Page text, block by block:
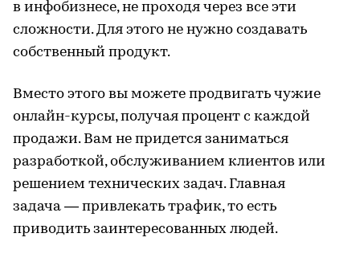
в инфобизнесе, не проходя через все эти
сложности. Для этого не нужно создавать
собственный продукт.
Вместо этого вы можете продвигать чужие
онлайн-курсы, получая процент с каждой
продажи. Вам не придется заниматься
разработкой, обслуживанием клиентов или
решением технических задач. Главная
задача — привлекать трафик, то есть
приводить заинтересованных людей.